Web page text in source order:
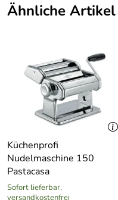
Ähnliche Artikel
Küchenprofi
Nudelmaschine 150
Pastacasa
Sofort lieferbar,
versandkostenfrei